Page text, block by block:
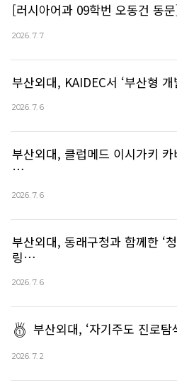
[러시아어과 09학번 오동건 동
2026. 7. 7
부산외대, KAIDEC서 ‘부산형
2026. 7. 6
부산외대, 클럽메드 이시가키
…
2026. 7. 6
부산외대, 동래구청과 함께한 ‘
링…
2026. 7. 6
부산외대, ‘자기주도 진로탐
2026. 7. 2